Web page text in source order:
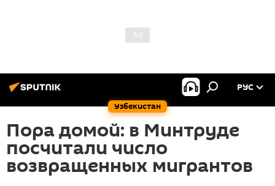
Узбекистан
РУС
Пора домой: в Минтруде
посчитали число
возвращенных мигрантов